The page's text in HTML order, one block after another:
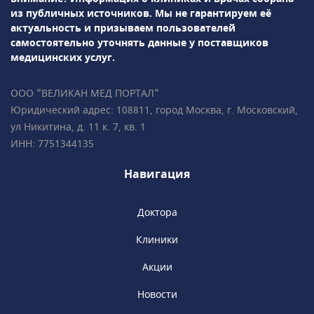
многоплодной• Гинекология,
гинекологическая
эндокринология• Репродуктология• Лабораторная
диагностикаПодробно всё объясним,
пациентов • Все врачи имеют
международные сертификаты Fetal Medicine
Foundation (Фонд медицины плода) • Всего в
2 минутах ходьбы от метро «Чистые пруды»,
из публичных источников. Мы не гарантируем её
актуальность и призываем пользователей
самостоятельно уточнять данные у поставщиков
медицинских услуг.
ООО "ВЕЛИКАН МЕД ПОРТАЛ"
Юридический адрес: 108811, город Москва, г. Московский,
ул Никитина, д. 11 к. 7, кв. 1
ИНН: 7751344135
Навигация
Доктора
Клиники
Акции
Новости